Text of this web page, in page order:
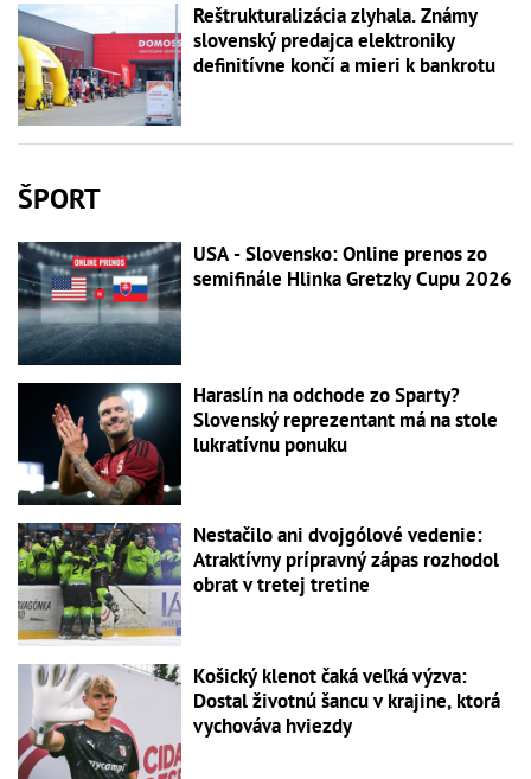
Reštrukturalizácia zlyhala. Známy
slovenský predajca elektroniky
definitívne končí a mieri k bankrotu
ŠPORT
USA - Slovensko: Online prenos zo
semifinále Hlinka Gretzky Cupu 2026
Haraslín na odchode zo Sparty?
Slovenský reprezentant má na stole
lukratívnu ponuku
Nestačilo ani dvojgólové vedenie:
Atraktívny prípravný zápas rozhodol
obrat v tretej tretine
Košický klenot čaká veľká výzva:
Dostal životnú šancu v krajine, ktorá
vychováva hviezdy